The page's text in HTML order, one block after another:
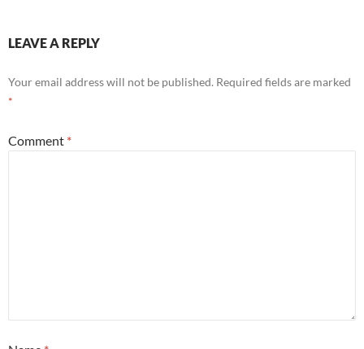
LEAVE A REPLY
Your email address will not be published. Required fields are marked
*
Comment *